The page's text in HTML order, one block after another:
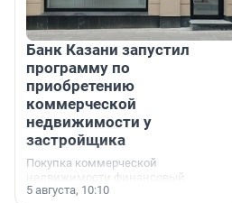
Банк Казани запустил
программу по
приобретению
коммерческой
недвижимости у
застройщика
Покупка коммерческой
недвижимости финансовый
инструмент, доступный для многих
5 августа, 10:10